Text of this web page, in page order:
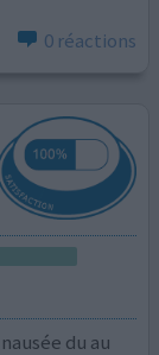
0 réactions
du au